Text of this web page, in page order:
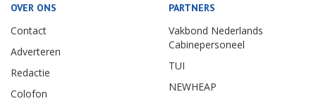
OVER ONS
Contact
Adverteren
Redactie
Colofon
PARTNERS
Vakbond Nederlands
Cabinepersoneel
TUI
NEWHEAP